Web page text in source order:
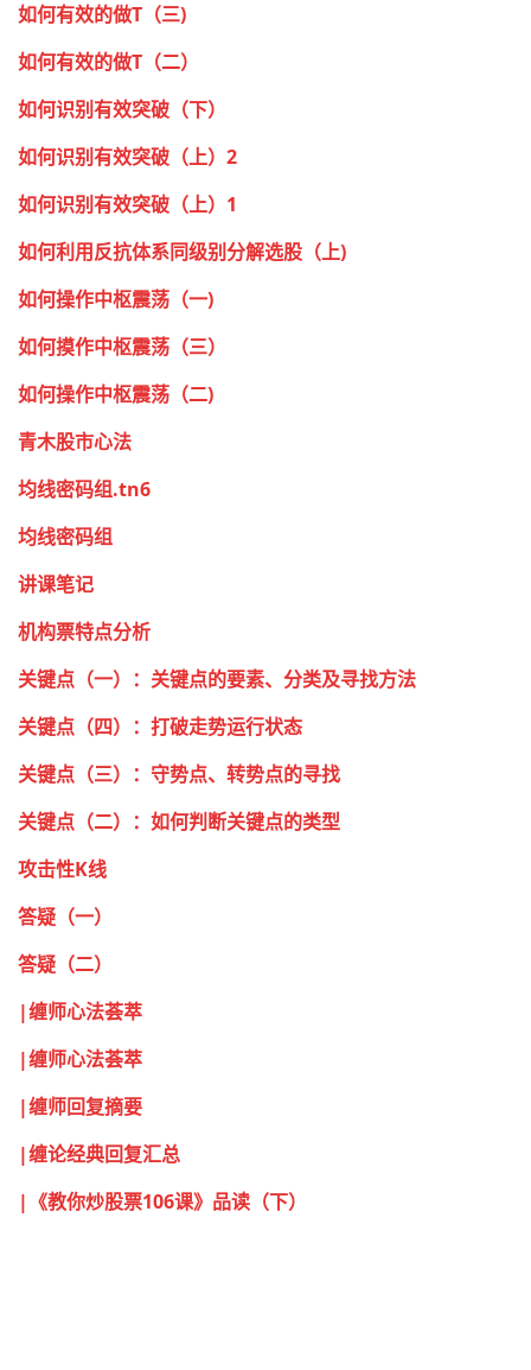
如何有效的做T（三)
如何有效的做T（二）
如何识别有效突破（下）
如何识别有效突破（上）2
如何识别有效突破（上）1
如何利用反抗体系同级别分解选股（上)
如何操作中枢震荡（一)
如何摸作中枢震荡（三）
如何操作中枢震荡（二)
青木股市心法
均线密码组.tn6
均线密码组
讲课笔记
机构票特点分析
关键点（一）：关键点的要素、分类及寻找方法
关键点（四）：打破走势运行状态
关键点（三）：守势点、转势点的寻找
关键点（二）：如何判断关键点的类型
攻击性K线
答疑（一）
答疑（二）
|缠师心法荟萃
|缠师心法荟萃
|缠师回复摘要
|缠论经典回复汇总
|《教你炒股票106课》品读（下）